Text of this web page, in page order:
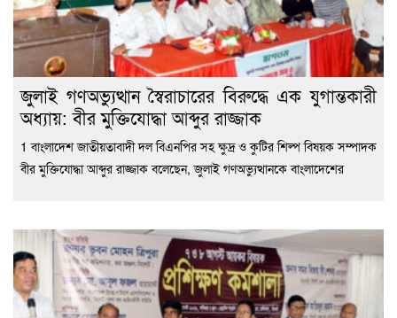
জুলাই গণঅভ্যুত্থান স্বৈরাচারের বিরুদ্ধে এক যুগান্তকারী
অধ্যায়: বীর মুক্তিযোদ্ধা আব্দুর রাজ্জাক
1 বাংলাদেশ জাতীয়তাবাদী দল বিএনপির সহ ক্ষুদ্র ও কুটির শিল্প বিষয়ক সম্পাদক
বীর মুক্তিযোদ্ধা আব্দুর রাজ্জাক বলেছেন, জুলাই গণঅভ্যুত্থানকে বাংলাদেশের